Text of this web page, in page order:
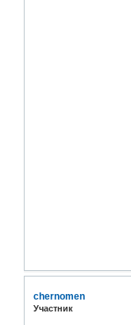
chernomen
Участник